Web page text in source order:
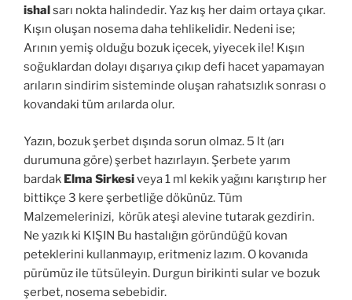
ishal sarı nokta halindedir. Yaz kış her daim ortaya çıkar.
Kışın oluşan nosema daha tehlikelidir. Nedeni ise;
Arının yemiş olduğu bozuk içecek, yiyecek ile! Kışın
soğuklardan dolayı dışarıya çıkıp defi hacet yapamayan
arıların sindirim sisteminde oluşan rahatsızlık sonrası o
kovandaki tüm arılarda olur.
Yazın, bozuk şerbet dışında sorun olmaz. 5 lt (arı
durumuna göre) şerbet hazırlayın. Şerbete yarım
bardak Elma Sirkesiveya 1 ml kekik yağını karıştırıp her
bittikçe 3 kere şerbetliğe dökünüz. Tüm
Malzemelerinizi, körük ateşi alevine tutarak gezdirin.
Ne yazık ki KIŞIN Bu hastalığın göründüğü kovan
peteklerini kullanmayıp, eritmeniz lazım. O kovanıda
pürümüz ile tütsüleyin. Durgun birikinti sular ve bozuk
şerbet, nosema sebebidir.